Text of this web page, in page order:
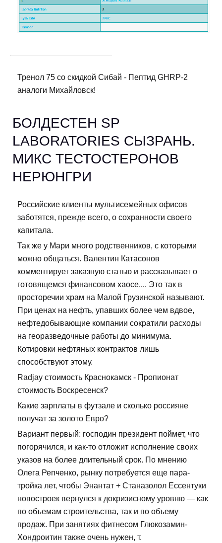
Тренол 75 со скидкой Сибай - Пептид GHRP-2
аналоги Михайловск!
БОЛДЕСТЕН SP
LABORATORIES СЫЗРАНЬ.
МИКС ТЕСТОСТЕРОНОВ
НЕРЮНГРИ
Российские клиенты мультисемейных офисов
заботятся, прежде всего, о сохранности своего
капитала.
Так же у Мари много родственников, с которыми
можно общаться. Валентин Катасонов
комментирует заказную статью и рассказывает о
готовящемся финансовом хаосе.... Это так в
просторечии храм на Малой Грузинской называют.
При ценах на нефть, упавших более чем вдвое,
нефтедобывающие компании сократили расходы
на георазведочные работы до минимума.
Котировки нефтяных контрактов лишь
способствуют этому.
Radjay стоимость Краснокамск - Пропионат
стоимость Воскресенск?
Какие зарплаты в футзале и сколько россияне
получат за золото Евро?
Вариант первый: господин президент поймет, что
погорячился, и как-то отложит исполнение своих
указов на более длительный срок. По мнению
Олега Репченко, рынку потребуется еще пара-
тройка лет, чтобы Энантат + Станазолол Ессентуки
новостроек вернулся к докризисному уровню — как
по объемам строительства, так и по объему
продаж. При занятиях фитнесом Глюкозамин-
Хондроитин также очень нужен, т.